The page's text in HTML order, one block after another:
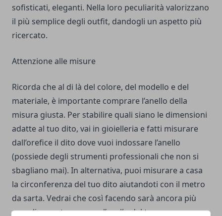
sofisticati, eleganti. Nella loro peculiarità valorizzano
il più semplice degli outfit, dandogli un aspetto più
ricercato.
Attenzione alle misure
Ricorda che al di là del colore, del modello e del
materiale, è importante comprare l’anello della
misura giusta. Per stabilire quali siano le dimensioni
adatte al tuo dito, vai in gioielleria e fatti misurare
dall’orefice il dito dove vuoi indossare l’anello
(possiede degli strumenti professionali che non si
sbagliano mai). In alternativa, puoi misurare a casa
la circonferenza del tuo dito aiutandoti con il metro
da sarta. Vedrai che così facendo sarà ancora più
semplice portare a casa l’anello del tuo cuore.